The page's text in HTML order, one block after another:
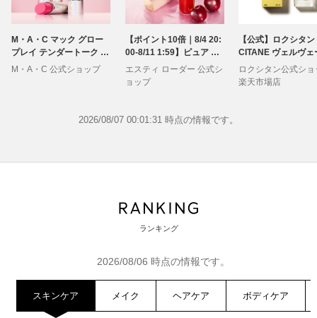
M・A・C マック グロー
プレイ テンダートーク リ
ップ MAC| リップケア リ
ップ 保湿 血色 シアバタ
M・A・C 公式ショップ
【ポイント10倍｜8/4 20:
00-8/11 1:59】ピュア カ
ラー ジェリー グロウ オ
イル ESTEE LAUDER |
エスティ ローダー 公式シ
ョップ
【公式】ロクシタ
CITANE ヴェルヴェ
アグルム オードト
mL/ 化粧品 コスメ
ロクシタン公式ショ
楽天市場店
2026/08/07 00:01:31 時点の情報です。
ランキング
2026/08/06 時点の情報です。
スキンケア メイク ヘアケア ボディケア